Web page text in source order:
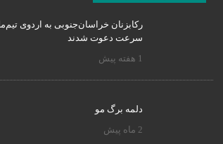
رکابزنان خراسان‌جنوبی به اردوی
سرعت دعوت شدند
1 هفته پیش
دلمه برگ مو
2 ماه پیش